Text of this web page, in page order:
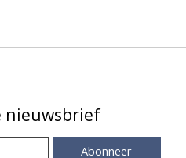
nieuwsbrief
Abonneer